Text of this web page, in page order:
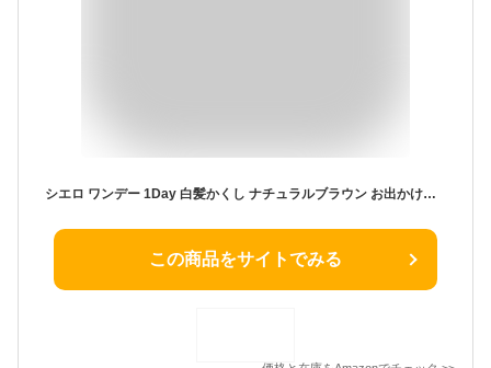
シエロ ワンデー 1Day 白髪かくし ナチュラルブラウン お出かけ前 1日だけ染める 白髪染め ホーユー
この商品をサイトでみる